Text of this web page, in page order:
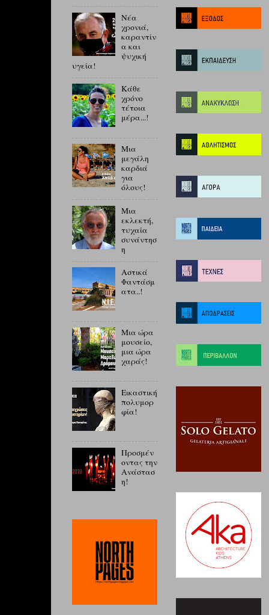
Νέα
χρονιά,
καραντίν
α και
ψυχική
υγεία!
Κάθε
χρόνο
τέτοια
μέρα...!
Μια
μεγάλη
καρδιά
για
όλους!
Μια
εκλεκτή,
τυχαία
συνάντησ
η
Αστικά
Φαντάσμ
ατα..!
Μια ώρα
μουσείο,
μια ώρα
χαράς!
Εικαστική
πολυμορ
φία!
Προσμέν
οντας την
Ανάστασ
η!